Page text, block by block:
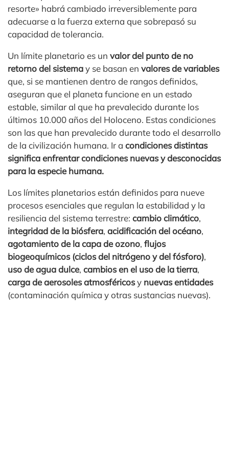
resorte» habrá cambiado irreversiblemente para
adecuarse a la fuerza externa que sobrepasó su
capacidad de tolerancia.
Un límite planetario es un valor del punto de no
retorno del sistemay se basan en valores de variables
que, si se mantienen dentro de rangos definidos,
aseguran que el planeta funcione en un estado
estable, similar al que ha prevalecido durante los
últimos 10.000 años del Holoceno. Estas condiciones
son las que han prevalecido durante todo el desarrollo
de la civilización humana. Ir a condiciones distintas
significa enfrentar condiciones nuevas y desconocidas
para la especie humana.
Los límites planetarios están definidos para nueve
procesos esenciales que regulan la estabilidad y la
resiliencia del sistema terrestre: cambio climático,
integridad de la biósfera, acidificación del océano,
agotamiento de la capa de ozono, flujos
biogeoquímicos (ciclos del nitrógeno y del fósforo),
uso de agua dulce, cambios en el uso de la tierra,
carga de aerosoles atmosféricosy nuevas entidades
(contaminación química y otras sustancias nuevas).